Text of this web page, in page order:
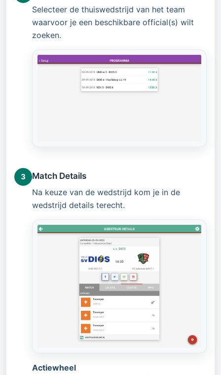
Selecteer de thuiswedstrijd van het team
waarvoor je een beschikbare official(s) wilt
zoeken.
3
Match Details
Na keuze van de wedstrijd kom je in de
wedstrijd details terecht.
Actiewheel